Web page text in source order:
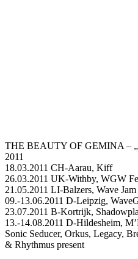
THE BEAUTY OF GEMINA –
2011
18.03.2011 CH-Aarau, Kiff
26.03.2011 UK-Withby, WGW
21.05.2011 LI-Balzers, Wave Jam
09.-13.06.2011 D-Leipzig,
23.07.2011 B-Kortrijk,
13.-14.08.2011 D-Hildesheim,
Sonic Seducer, Orkus, Legacy,
& Rhythmus present